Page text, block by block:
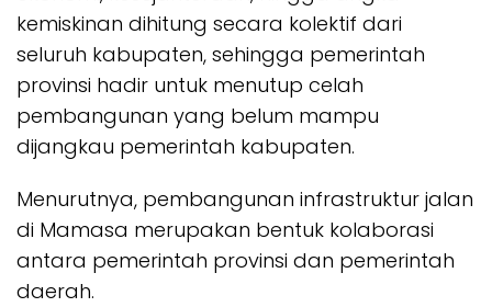
kemiskinan dihitung secara kolektif dari
seluruh kabupaten, sehingga pemerintah
provinsi hadir untuk menutup celah
pembangunan yang belum mampu
dijangkau pemerintah kabupaten.
Menurutnya, pembangunan infrastruktur jalan
di Mamasa merupakan bentuk kolaborasi
antara pemerintah provinsi dan pemerintah
daerah.